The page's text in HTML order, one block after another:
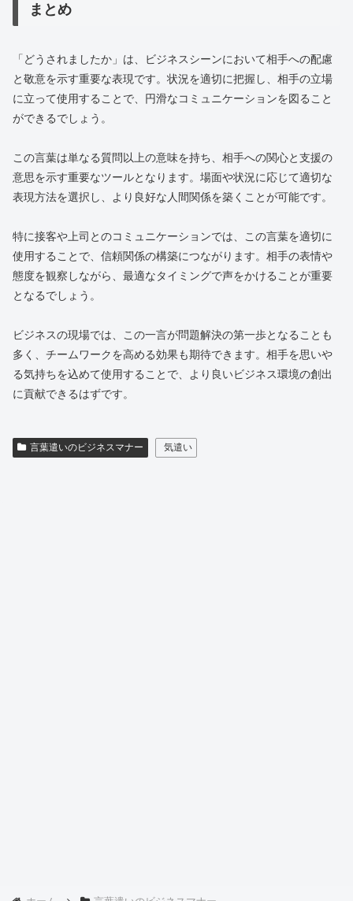
まとめ
「どうされましたか」は、ビジネスシーンにおいて相手への配慮
と敬意を示す重要な表現です。状況を適切に把握し、相手の立場
に立って使用することで、円滑なコミュニケーションを図ること
ができるでしょう。
この言葉は単なる質問以上の意味を持ち、相手への関心と支援の
意思を示す重要なツールとなります。場面や状況に応じて適切な
表現方法を選択し、より良好な人間関係を築くことが可能です。
特に接客や上司とのコミュニケーションでは、この言葉を適切に
使用することで、信頼関係の構築につながります。相手の表情や
態度を観察しながら、最適なタイミングで声をかけることが重要
となるでしょう。
ビジネスの現場では、この一言が問題解決の第一歩となることも
多く、チームワークを高める効果も期待できます。相手を思いや
る気持ちを込めて使用することで、より良いビジネス環境の創出
に貢献できるはずです。
言葉遣いのビジネスマナー 気遣い